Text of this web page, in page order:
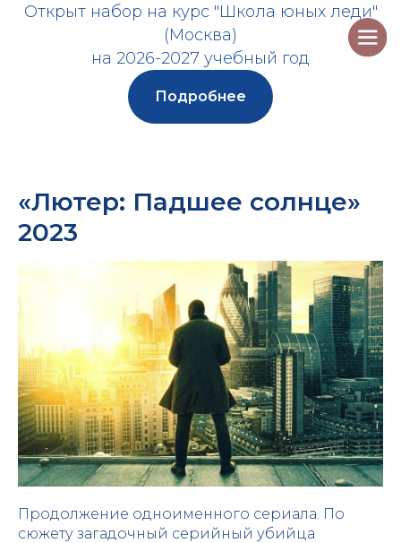
Открыт набор на курс "Школа юных леди"
(Москва)
на 2026-2027 учебный год
Подробнее
«Лютер: Падшее солнце»
2023
Продолжение одноименного сериала. По
сюжету загадочный серийный убийца